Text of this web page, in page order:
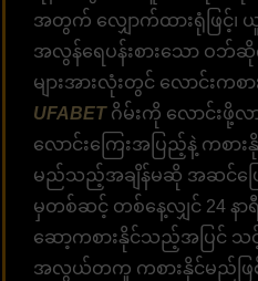
အတွက် လျှောက်ထားရုံဖြ
အလွန်ရေပန်းစားသော ဝဘ်ဆို
များအားလုံးတွင် လောင်းက
UFABETဂိမ်းကို လောင်းဖို့လာ
လောင်းကြေးအပြည့်နဲ့ ကစ
မည်သည့်အချိန်မဆို အဆင်ပြ
မှတစ်ဆင့် တစ်နေ့လျှင် 24 နာ
ဆော့ကစားနိုင်သည့်အပြင်
အလွယ်တကူ ကစားနိုင်မည်ဖ